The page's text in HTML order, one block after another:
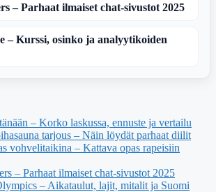
– Parhaat ilmaiset chat-sivustot 2025
– Kurssi, osinko ja analyytikoiden
– Korko laskussa, ennuste ja vertailu
tarjous – Näin löydät parhaat diilit
vohvelitaikina – Kattava opas rapeisiin
– Parhaat ilmaiset chat-sivustot 2025
– Aikataulut, lajit, mitalit ja Suomi